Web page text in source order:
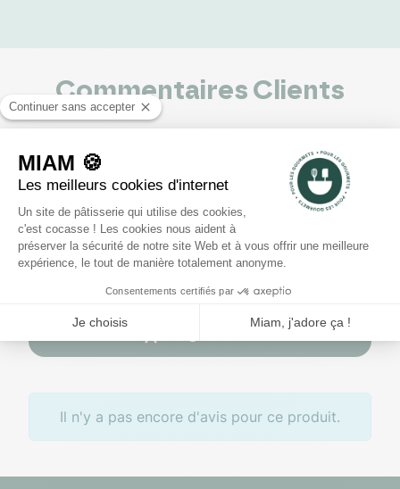
Commentaires Clients
voir les 0 avis
5
4
3
Il n'y a pas encore d'avis pour ce produit.